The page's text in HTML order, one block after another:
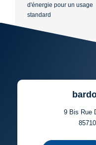
d'énergie pour un usage
standard
9 Bis Rue
85710